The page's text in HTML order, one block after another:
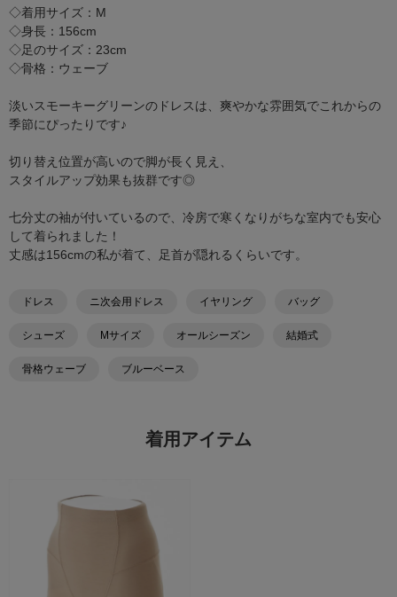
◇着用サイズ：M
◇身長：156cm
◇足のサイズ：23cm
◇骨格：ウェーブ
淡いスモーキーグリーンのドレスは、爽やかな雰囲気でこれからの
季節にぴったりです♪
切り替え位置が高いので脚が長く見え、
スタイルアップ効果も抜群です◎
七分丈の袖が付いているので、冷房で寒くなりがちな室内でも安心
して着られました！
丈感は156cmの私が着て、足首が隠れるくらいです。
ドレス ニ次会用ドレス イヤリング バッグ
シューズ Mサイズ オールシーズン 結婚式
骨格ウェーブ ブルーベース
着用アイテム